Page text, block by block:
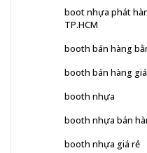
boot nhựa phát
TP.HCM
booth bán hàng
booth bán hàng
booth nhựa
booth nhựa bán
booth nhựa giá rẻ